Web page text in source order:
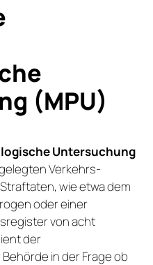
(MPU)
Untersuchung
Verkehrs­
wie etwa dem
oder einer
von acht
der
in der Frage ob